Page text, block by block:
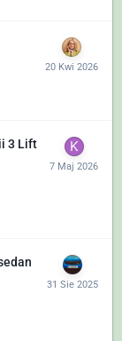
3 Lift